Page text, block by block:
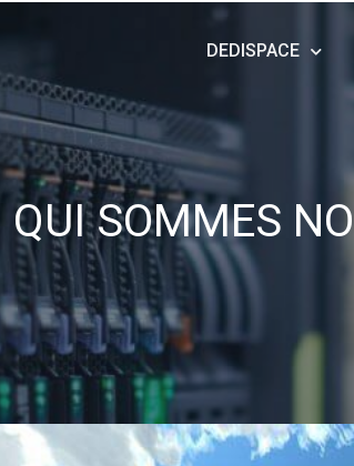
DEDISPACE
QUI SOMMES